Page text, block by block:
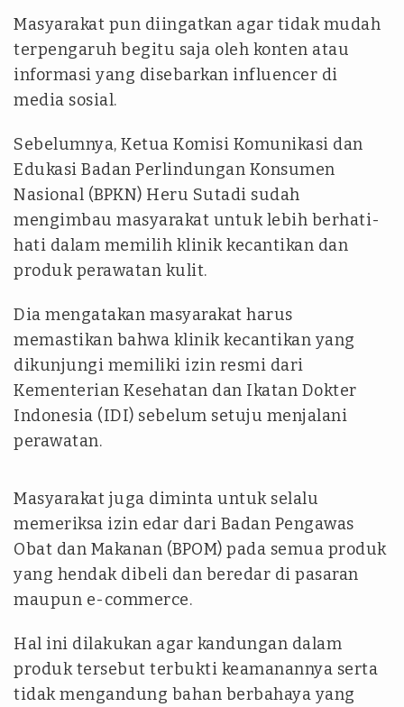
Masyarakat pun diingatkan agar tidak mudah
terpengaruh begitu saja oleh konten atau
informasi yang disebarkan influencer di
media sosial.
Sebelumnya, Ketua Komisi Komunikasi dan
Edukasi Badan Perlindungan Konsumen
Nasional (BPKN) Heru Sutadi sudah
mengimbau masyarakat untuk lebih berhati-
hati dalam memilih klinik kecantikan dan
produk perawatan kulit.
Dia mengatakan masyarakat harus
memastikan bahwa klinik kecantikan yang
dikunjungi memiliki izin resmi dari
Kementerian Kesehatan dan Ikatan Dokter
Indonesia (IDI) sebelum setuju menjalani
perawatan.
Masyarakat juga diminta untuk selalu
memeriksa izin edar dari Badan Pengawas
Obat dan Makanan (BPOM) pada semua produk
yang hendak dibeli dan beredar di pasaran
maupun e-commerce.
Hal ini dilakukan agar kandungan dalam
produk tersebut terbukti keamanannya serta
tidak mengandung bahan berbahaya yang